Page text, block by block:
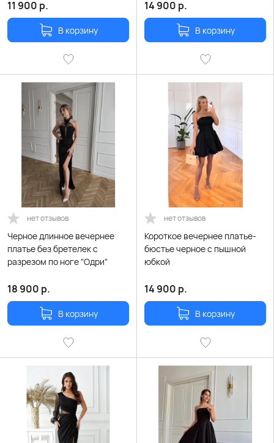
11 900 р.
В корзину
14 900 р.
В корзину
нет отзывов
Черное длинное вечернее
платье без бретелек с
разрезом по ноге "Одри"
18 900 р.
В корзину
нет отзывов
Короткое вечернее платье-
бюстье черное с пышной
юбкой
14 900 р.
В корзину